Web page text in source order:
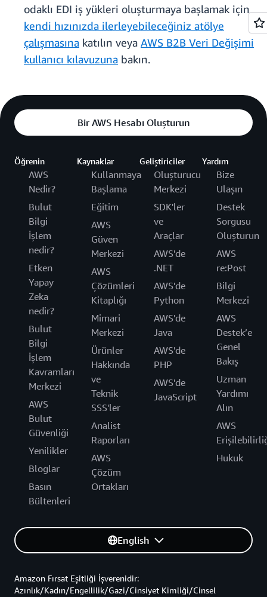
odaklı EDI iş yükleri oluşturmaya başlamak için
kendi hızınızda ilerleyebileceğiniz atölye
çalışmasına katılın veya AWS B2B Veri Değişimi
kullanıcı kılavuzuna bakın.
Bir AWS Hesabı Oluşturun
Öğrenin
AWS
Nedir?
Bulut
Bilgi
İşlem
nedir?
Etken
Yapay
Zeka
nedir?
Bulut
Bilgi
İşlem
Kavramları
Merkezi
AWS
Bulut
Güvenliği
Yenilikler
Bloglar
Basın
Bültenleri
Kaynaklar
Kullanmaya
Başlama
Eğitim
AWS
Güven
Merkezi
AWS
Çözümleri
Kitaplığı
Mimari
Merkezi
Ürünler
Hakkında
ve
Teknik
SSS'ler
Analist
Raporları
AWS
Çözüm
Ortakları
Geliştiriciler
Oluşturucu
Merkezi
SDK'ler
ve
Araçlar
AWS'de
.NET
AWS'de
Python
AWS'de
Java
AWS'de
PHP
AWS'de
JavaScript
Yardım
Bize
Ulaşın
Destek
Sorgusu
Oluşturun
AWS
re:Post
Bilgi
Merkezi
AWS
Destek’e
Genel
Bakış
Uzman
Yardımı
Alın
AWS
Hukuk
English
Amazon Fırsat Eşitliği İşverenidir:
Azınlık/Kadın/Engellilik/Gazi/Cinsiyet Kimliği/Cinsel